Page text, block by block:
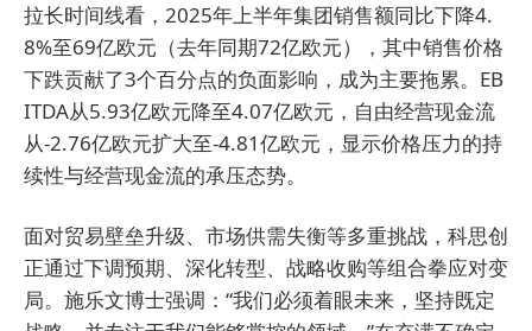
拉长时间线看，2025年上半年集团销售额同比下降4.
8%至69亿欧元（去年同期72亿欧元），其中销售价格
下跌贡献了3个百分点的负面影响，成为主要拖累。EB
ITDA从5.93亿欧元降至4.07亿欧元，自由经营现金流
从-2.76亿欧元扩大至-4.81亿欧元，显示价格压力的持
续性与经营现金流的承压态势。
面对贸易壁垒升级、市场供需失衡等多重挑战，科思创
正通过下调预期、深化转型、战略收购等组合拳应对变
局。施乐文博士强调：“我们必须着眼未来，坚持既定